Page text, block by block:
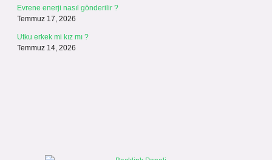
Evrene enerji nasıl gönderilir ?
Temmuz 17, 2026
Utku erkek mi kız mı ?
Temmuz 14, 2026